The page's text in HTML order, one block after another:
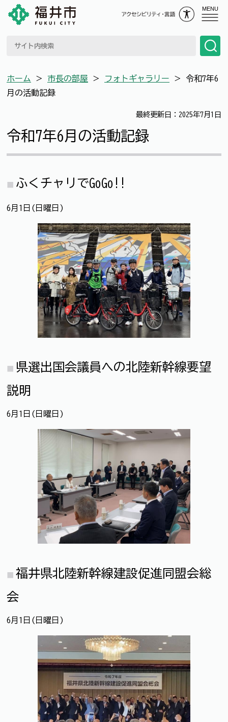
MENU
ホーム ＞ 市長の部屋 ＞ フォトギャラリー ＞ 令和7年6
月の活動記録
最終更新日：2025年7月1日
令和7年6月の活動記録
ふくチャリでGoGo!!
6月1日(日曜日)
県選出国会議員への北陸新幹線要望
説明
6月1日(日曜日)
福井県北陸新幹線建設促進同盟会総
会
6月1日(日曜日)